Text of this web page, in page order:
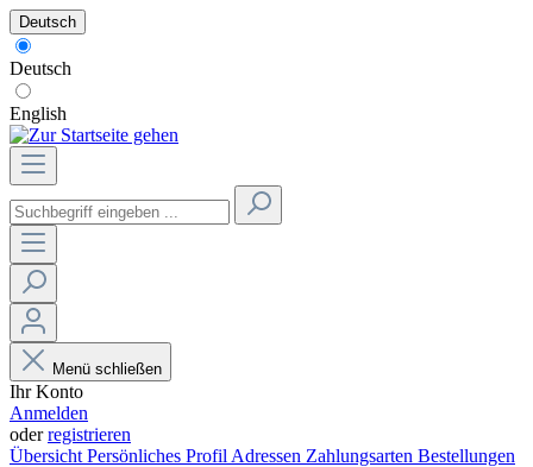
Deutsch
Deutsch
English
Menü schließen
Ihr Konto
Anmelden
oderregistrieren
Übersicht Persönliches Profil Adressen Zahlungsarten Bestellungen